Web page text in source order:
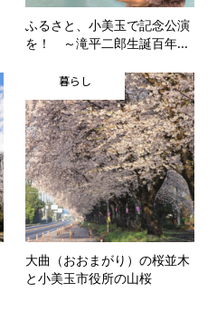
ふるさと、小美玉で記念公演
を！ ～滝平二郎生誕百年...
暮らし
大曲（おおまがり）の桜並木
と小美玉市役所の山桜